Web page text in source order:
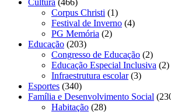
Corpus Christi (1)
Festival de Inverno (4)
PG Memória (2)
Educação (203)
Congresso de Educação (2)
Educação Especial Inclusiva (2)
Infraestrutura escolar(3)
Esportes (340)
Família e Desenvolvimento Social
Habitação (28)